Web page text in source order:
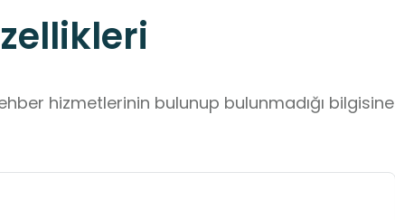
hizmetlerinin bulunup bulunmadığı bilgisine